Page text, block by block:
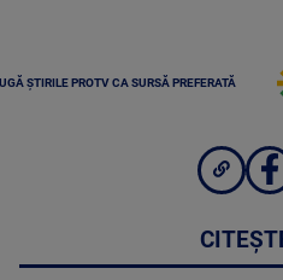
ȘTIRILE PROTV CA SURSĂ PREFERATĂ